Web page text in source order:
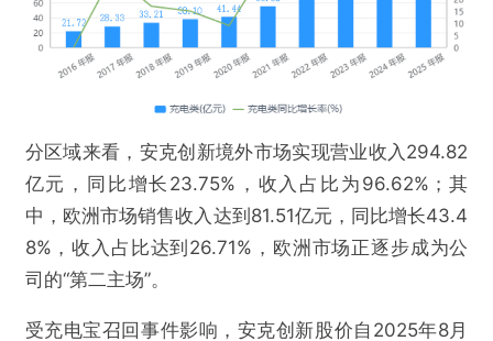
分区域来看，安克创新境外市场实现营业收入294.82
亿元，同比增长23.75%，收入占比为96.62%；其
中，欧洲市场销售收入达到81.51亿元，同比增长43.4
8%，收入占比达到26.71%，欧洲市场正逐步成为公
司的“第二主场”。
受充电宝召回事件影响，安克创新股价自2025年8月